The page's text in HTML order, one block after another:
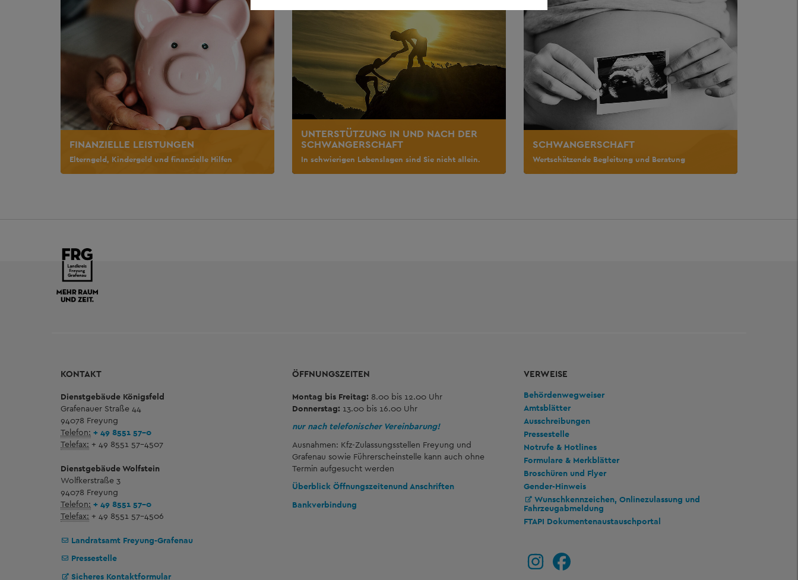
FINANZIELLE LEISTUNGEN
Elterngeld, Kindergeld und finanzielle Hilfen
UNTERSTÜTZUNG IN UND NACH DER
SCHWANGERSCHAFT
In schwierigen Lebenslagen sind Sie nicht allein.
SCHWANGERSCHAFT
Wertschätzende Begleitung und Beratung
KONTAKT
Dienstgebäude Königsfeld
Grafenauer Straße 44
94078 Freyung
Telefon: + 49 8551 57-0
Telefax: + 49 8551 57-4507
Dienstgebäude Wolfstein
Wolfkerstraße 3
94078 Freyung
Telefon: + 49 8551 57-0
Telefax: + 49 8551 57-4506
Landratsamt Freyung-Grafenau
Pressestelle
Sicheres Kontaktformular
ÖFFNUNGSZEITEN
Montag bis Freitag: 8.00 bis 12.00 Uhr
Donnerstag: 13.00 bis 16.00 Uhr
nur nach telefonischer Vereinbarung!
Ausnahmen: Kfz-Zulassungsstellen Freyung und
Grafenau sowie Führerscheinstelle kann auch ohne
Termin aufgesucht werden
Überblick Öffnungszeitenund Anschriften
Bankverbindung
VERWEISE
Behördenwegweiser
Amtsblätter
Ausschreibungen
Pressestelle
Notrufe & Hotlines
Formulare & Merkblätter
Broschüren und Flyer
Gender-Hinweis
Wunschkennzeichen, Onlinezulassung und
Fahrzeugabmeldung
FTAPI Dokumentenaustauschportal